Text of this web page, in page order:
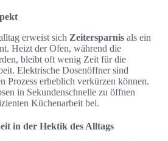
erweist sich Zeitersparnis als ein
Heizt der Ofen, während die
bleibt oft wenig Zeit für die
Elektrische Dosenöffner sind
Prozess erheblich verkürzen können.
in Sekundenschnelle zu öffnen
Küchenarbeit bei.
in der Hektik des Alltags